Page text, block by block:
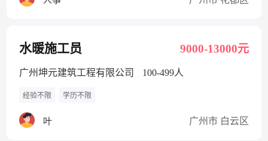
水暖施工员 9000-13000元
广州坤元建筑工程有限公司 100-499人
经验不限 学历不限
叶 广州市 白云区